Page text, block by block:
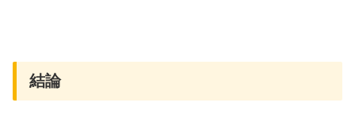
結論